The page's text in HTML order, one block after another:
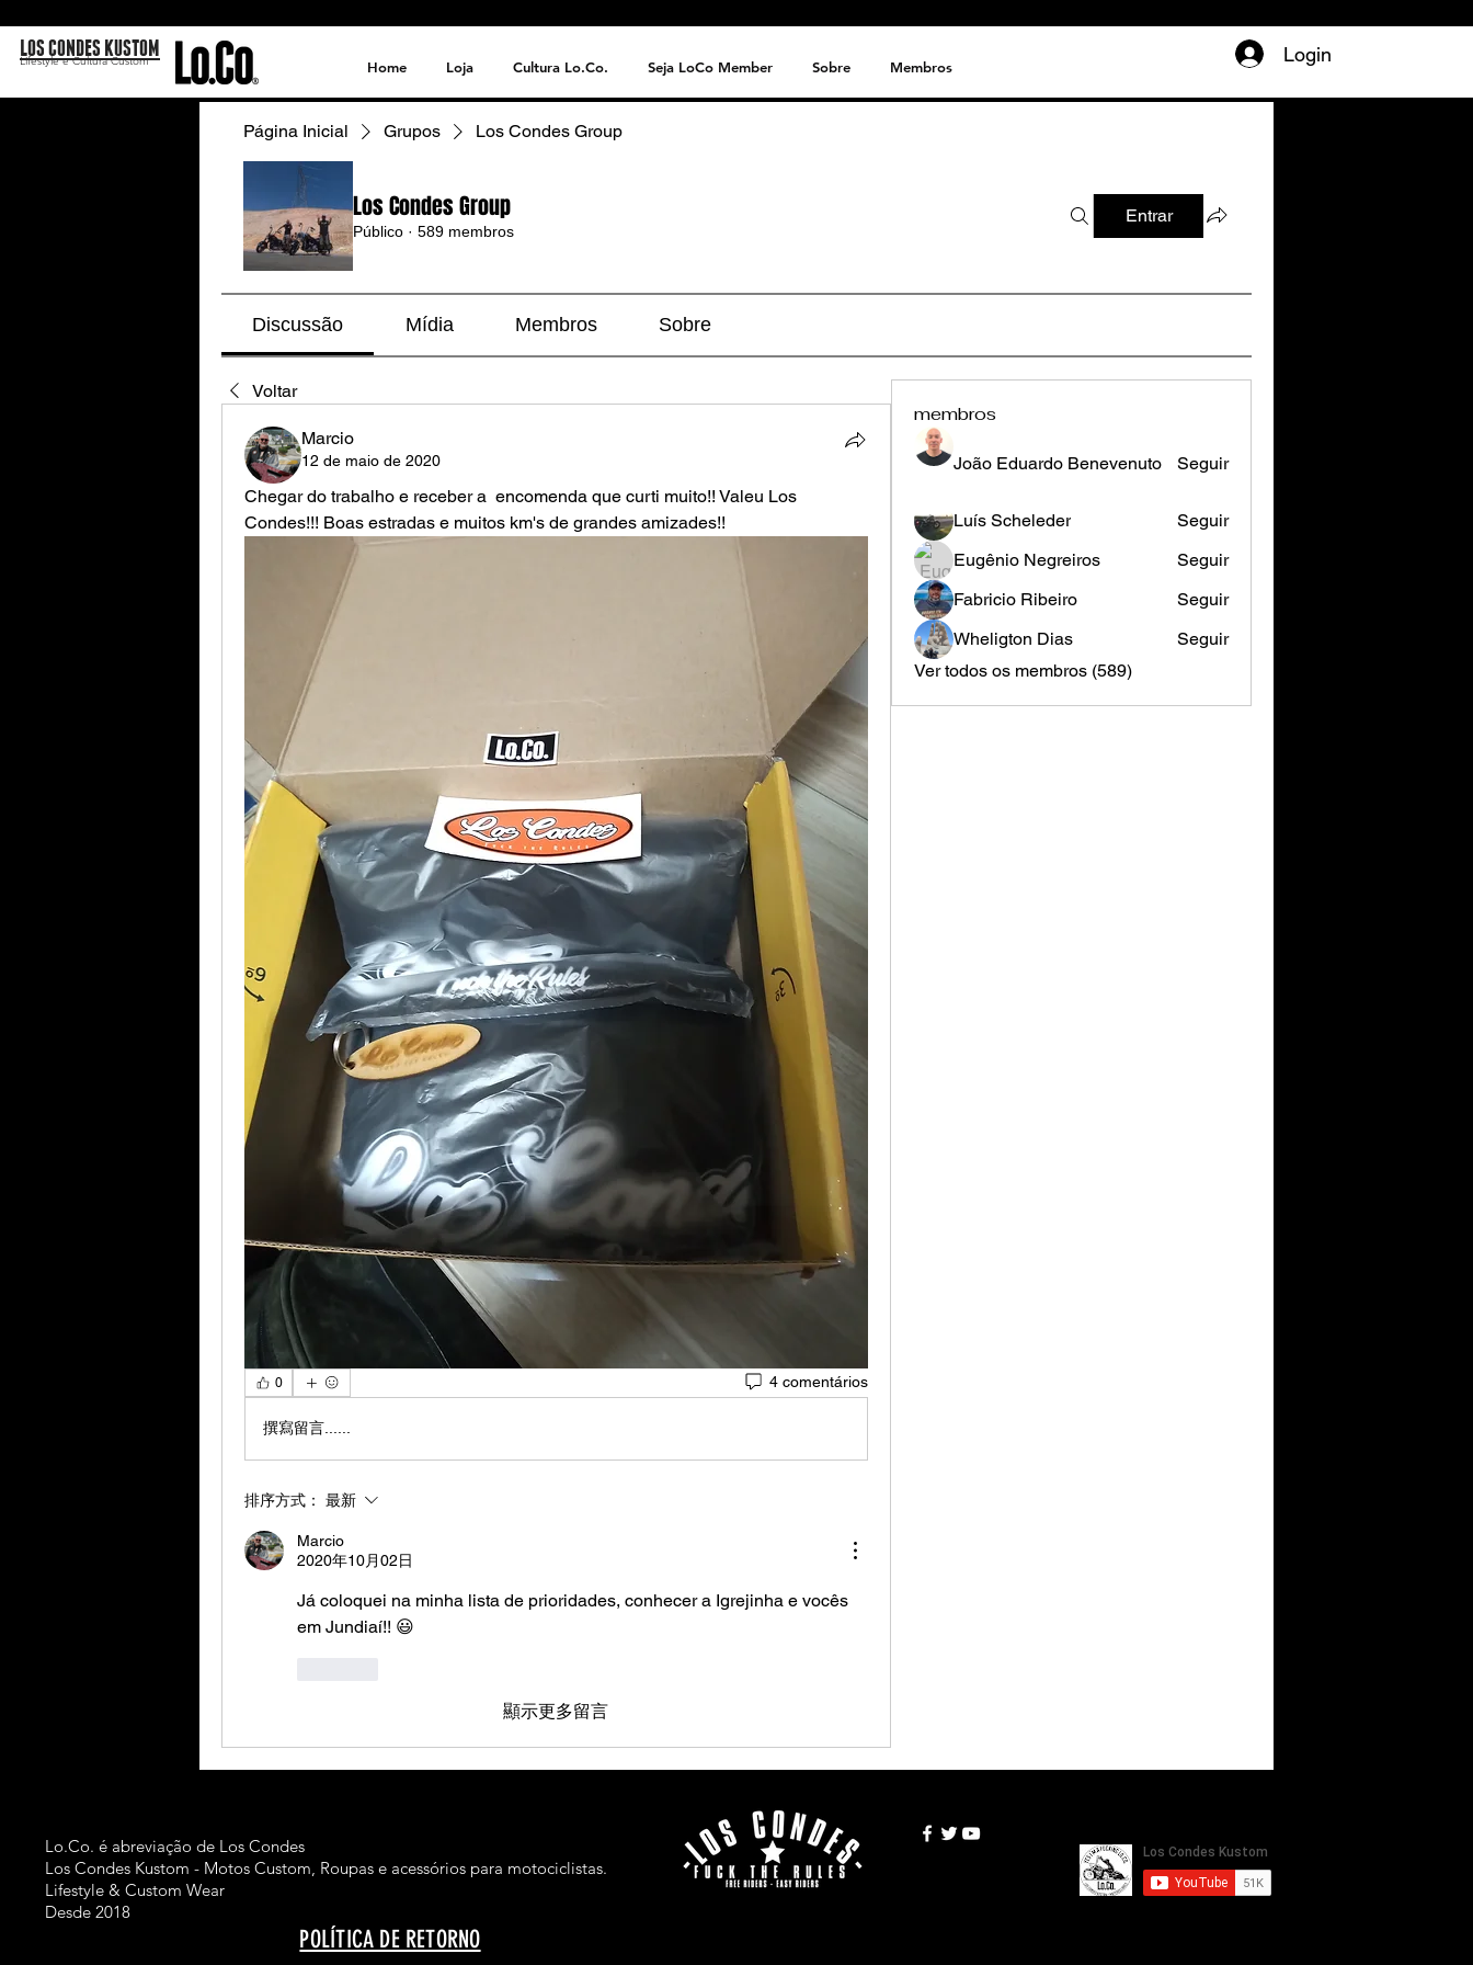
LOS CONDES KUSTOM
Lifestyle e Cultura Custom Home Loja Cultura Lo.Co. Seja LoCo Member Sobre Membros
Login
Página Inicial Grupos Los Condes Group
Los Condes Group
Público · 589 membros
Entrar
Discussão Mídia Membros Sobre
Voltar
Marcio
12 de maio de 2020
Chegar do trabalho e receber a  encomenda que curti muito!! Valeu Los
Condes!!! Boas estradas e muitos km's de grandes amizades!!
0 4 comentários
撰寫留言......
排序方式： 最新
Marcio
2020年10月02日
Já coloquei na minha lista de prioridades, conhecer a Igrejinha e vocês
em Jundiaí!! 😃
顯示更多留言
membros
João Eduardo Benevenuto Seguir
Luís Scheleder
Seguir
Eugênio Negreiros
Seguir
Fabricio Ribeiro
Seguir
Wheligton Dias
Seguir
Ver todos os membros (589)
Lo.Co. é abreviação de Los Condes
Los Condes Kustom - Motos Custom, Roupas e acessórios para motociclistas.
Lifestyle & Custom Wear
Desde 2018
POLÍTICA DE RETORNO